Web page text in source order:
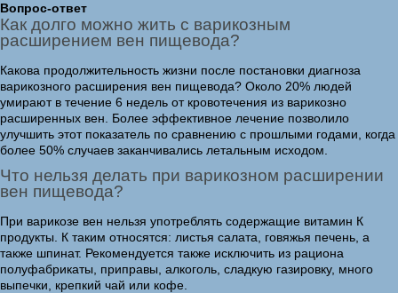
Вопрос-ответ
Как долго можно жить с варикозным
расширением вен пищевода?
Какова продолжительность жизни после постановки диагноза
варикозного расширения вен пищевода? Около 20% людей
умирают в течение 6 недель от кровотечения из варикозно
расширенных вен. Более эффективное лечение позволило
улучшить этот показатель по сравнению с прошлыми годами, когда
более 50% случаев заканчивались летальным исходом.
Что нельзя делать при варикозном расширении
вен пищевода?
При варикозе вен нельзя употреблять содержащие витамин К
продукты. К таким относятся: листья салата, говяжья печень, а
также шпинат. Рекомендуется также исключить из рациона
полуфабрикаты, приправы, алкоголь, сладкую газировку, много
выпечки, крепкий чай или кофе.